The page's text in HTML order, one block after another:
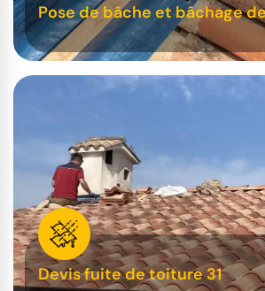
Pose de bâche et bâchage
Devis fuite de toiture 31